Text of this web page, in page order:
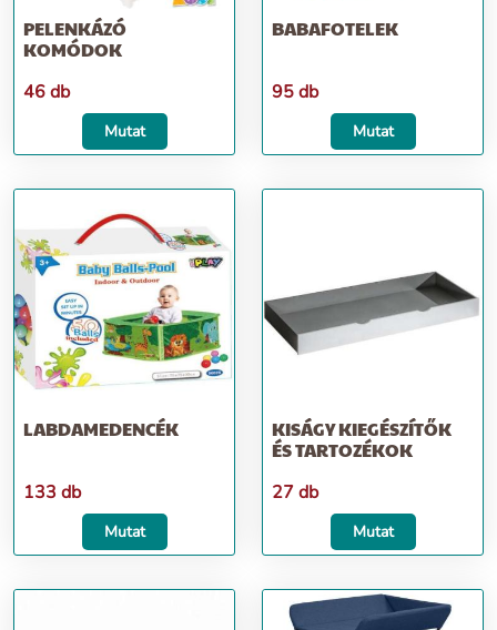
PELENKÁZÓ
KOMÓDOK
46 db
Mutat
BABAFOTELEK
95 db
Mutat
LABDAMEDENCÉK
133 db
Mutat
KISÁGY KIEGÉSZÍTŐK
ÉS TARTOZÉKOK
27 db
Mutat